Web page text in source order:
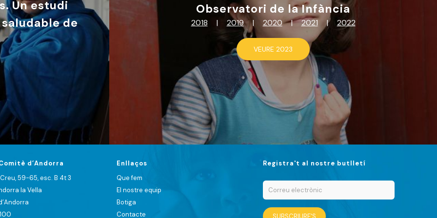
Un estudi
de
Observatori de la Infància
2018 | 2019 | 2020 | 2021 | 2022
VEURE 2023
d’Andorra
59-65, esc. B 4t 3
la Vella
Enllaços
Que fem
El nostre equip
Botiga
Contacte
Registra't al nostre butlletí